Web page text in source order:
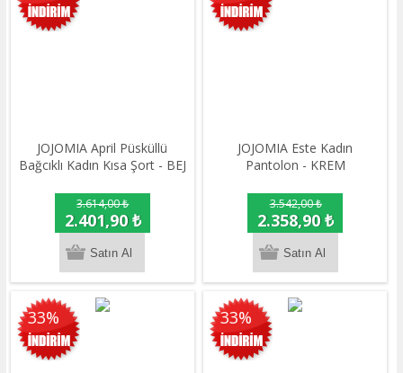
JOJOMIA April Püsküllü
Bağcıklı Kadın Kısa Şort - BEJ
3.614,00 ₺
2.401,90 ₺
JOJOMIA Este Kadın
Pantolon - KREM
3.542,00 ₺
2.358,90 ₺
33% 33%